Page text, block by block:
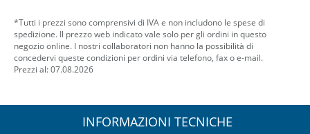
*Tutti i prezzi sono comprensivi di IVA e non includono le spese di
spedizione. Il prezzo web indicato vale solo per gli ordini in questo
negozio online. I nostri collaboratori non hanno la possibilità di
concedervi queste condizioni per ordini via telefono, fax o e-mail.
Prezzi al: 07.08.2026
INFORMAZIONI TECNICHE